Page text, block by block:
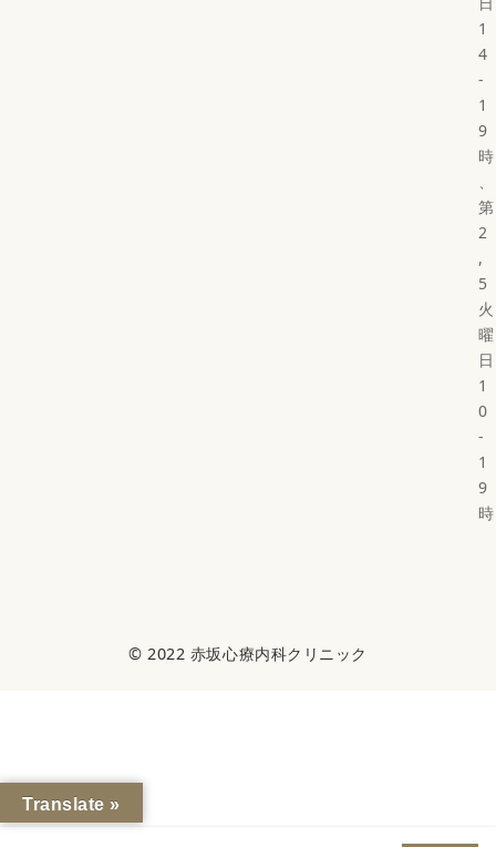
1
4
-
1
9
時
、
第
2
,
5
火
曜
日
1
0
-
1
9
時
© 2022 赤坂心療内科クリニック
Translate »